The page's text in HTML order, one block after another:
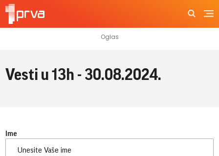
Vesti u 13h - 30.08.2024.
Ime